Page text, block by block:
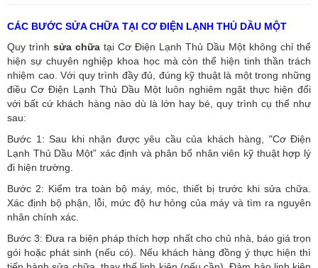
CÁC BƯỚC SỬA CHỮA TẠI CƠ ĐIỆN LẠNH THỦ DẦU MỘT
Quy trình sửa chữa tại Cơ Điện Lạnh Thủ Dầu Một không chỉ thể
hiện sự chuyên nghiệp khoa học mà còn thể hiện tinh thần trách
nhiệm cao. Với quy trình đầy đủ, đúng kỹ thuật là một trong những
điều Cơ Điện Lạnh Thủ Dầu Một luôn nghiêm ngặt thực hiện đối
với bất cứ khách hàng nào dù là lớn hay bé, quy trình cụ thể như
sau:
Bước 1: Sau khi nhận được yêu cầu của khách hàng, "Cơ Điện
Lạnh Thủ Dầu Một” xác định và phân bổ nhân viên kỹ thuật hợp lý
đi hiện trường.
Bước 2: Kiểm tra toàn bộ máy, móc, thiết bị trước khi sửa chữa.
Xác định bộ phận, lỗi, mức độ hư hỏng của máy và tìm ra nguyên
nhân chính xác.
Bước 3: Đưa ra biện pháp thích hợp nhất cho chủ nhà, báo giá trọn
gói hoặc phát sinh (nếu có). Nếu khách hàng đồng ý thực hiện thì